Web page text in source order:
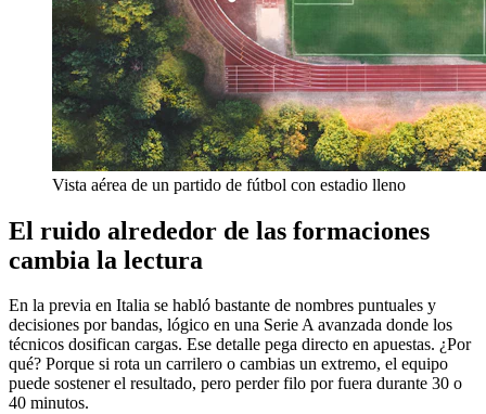
Vista aérea de un partido de fútbol con estadio lleno
El ruido alrededor de las formaciones
cambia la lectura
En la previa en Italia se habló bastante de nombres puntuales y
decisiones por bandas, lógico en una Serie A avanzada donde los
técnicos dosifican cargas. Ese detalle pega directo en apuestas. ¿Por
qué? Porque si rota un carrilero o cambias un extremo, el equipo
puede sostener el resultado, pero perder filo por fuera durante 30 o
40 minutos.